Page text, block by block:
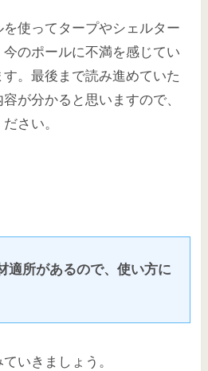
使ってタープやシェルター
のポールに不満を感じてい
。最後まで読み進めていた
が分かると思いますので、
さい。
適所があるので、使い方に
いきましょう。